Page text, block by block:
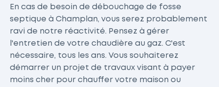
En cas de besoin de débouchage de fosse
septique à Champlan, vous serez probablement
ravi de notre réactivité. Pensez à gérer
l'entretien de votre chaudière au gaz. C'est
nécessaire, tous les ans. Vous souhaiterez
démarrer un projet de travaux visant à payer
moins cher pour chauffer votre maison ou